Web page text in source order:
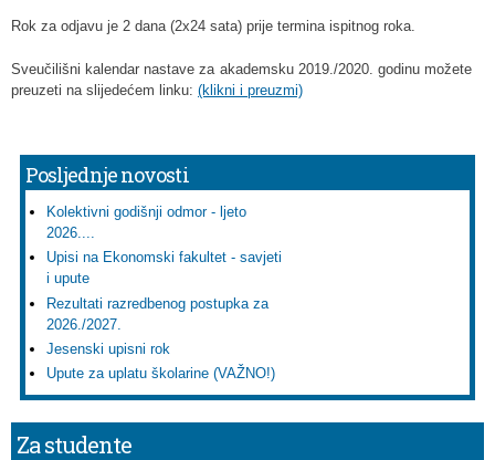
Rok za odjavu je 2 dana (2x24 sata) prije termina ispitnog roka.
Sveučilišni kalendar nastave za akademsku 2019./2020. godinu možete
preuzeti na slijedećem linku: (klikni i preuzmi)
Posljednje novosti
Kolektivni godišnji odmor - ljeto
2026....
Upisi na Ekonomski fakultet - savjeti
i upute
Rezultati razredbenog postupka za
2026./2027.
Jesenski upisni rok
Upute za uplatu školarine (VAŽNO!)
Za studente